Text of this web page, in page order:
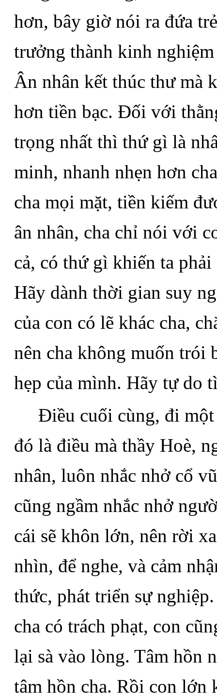
hơn, bây giờ nói ra đứa
trưởng thành kinh
Ân nhân kết thúc thư mà
hơn tiền bạc. Đối với
trọng nhất thì thứ gì là
minh, nhanh nhẹn hơn
cha mọi mặt, tiền kiếm
ân nhân, cha chỉ nói với
cả, có thứ gì khiến ta
Hãy dành thời gian suy
của con có lẽ khác cha,
nên cha không muốn trói
hẹp của mình. Hãy tự do
Điều cuối cùng, đi một
đó là điều mà thầy Hoè,
nhân, luôn nhắc nhở cổ
cũng ngầm nhắc nhở
cái sẽ khôn lớn, nên rời
nhìn, để nghe, và cảm
thức, phát triển sự
cha có trách phạt, con
lại sà vào lòng. Tâm hồn
tâm hồn cha. Rồi con lớn